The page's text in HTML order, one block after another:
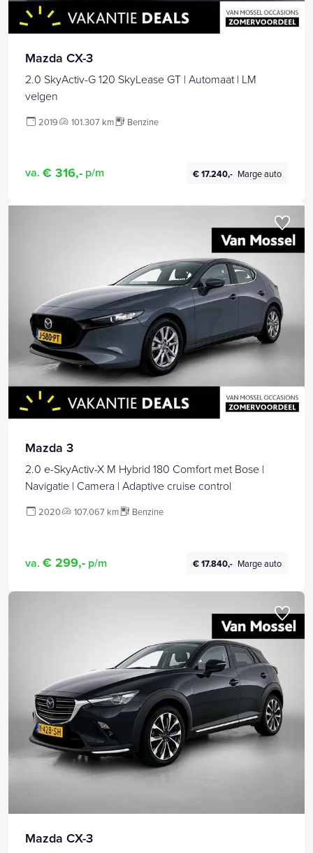
Mazda CX-3
2.0 SkyActiv-G 120 SkyLease GT | Automaat | LM
velgen
2019 101.307 km Benzine
va. € 316,- p/m € 17.240,- Marge auto
Mazda 3
2.0 e-SkyActiv-X M Hybrid 180 Comfort met Bose |
Navigatie | Camera | Adaptive cruise control
2020 107.067 km Benzine
va. € 299,- p/m € 17.840,- Marge auto
Mazda CX-3